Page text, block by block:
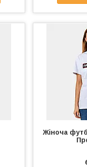
Жіноча